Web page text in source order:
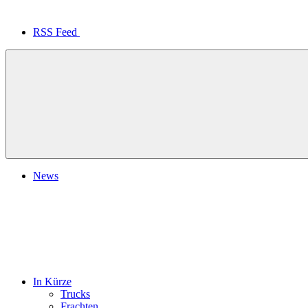
RSS Feed
News
In Kürze
Trucks